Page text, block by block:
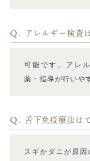
Q. アレルギー検査
可能です。アレ
薬・指導が行いや
Q. 舌下免疫療法は
スギかダニが原